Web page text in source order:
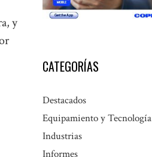
y
CATEGORÍAS
Destacados
Equipamiento y Tecnología
Industrias
Informes